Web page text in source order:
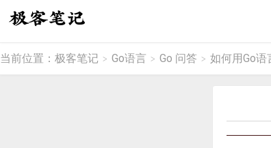
当前位置： 极客笔记 > Go语言 > Go 问答 > 如何用Go